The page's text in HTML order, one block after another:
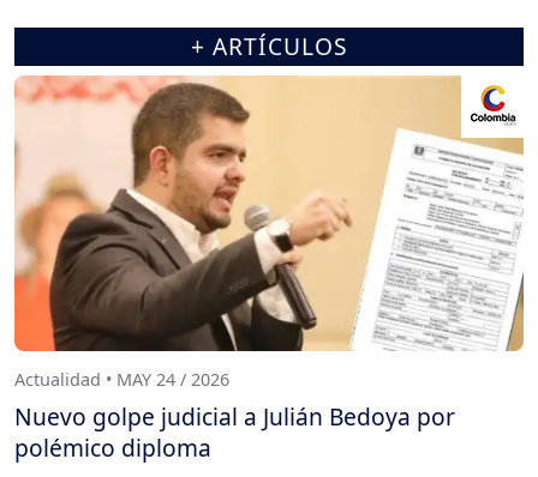
+ ARTÍCULOS
Actualidad • MAY 24 / 2026
Nuevo golpe judicial a Julián Bedoya por
polémico diploma